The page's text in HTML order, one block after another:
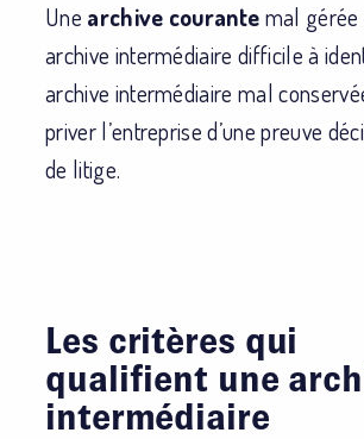
Une archive courantemal gérée
archive intermédiaire difficile à
archive intermédiaire mal
priver l’entreprise d’une preuve
de litige.
Les critères qui
qualifient une
intermédiaire